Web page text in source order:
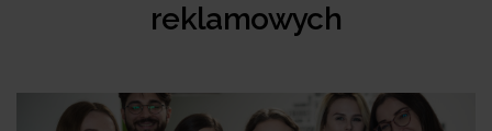
reklamowych